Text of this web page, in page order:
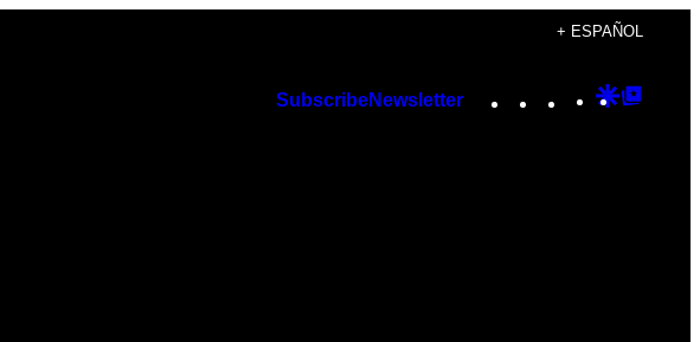
+ ESPAÑOL
SubscribeNewsletter Instagram
TikTok
YouTube
Google